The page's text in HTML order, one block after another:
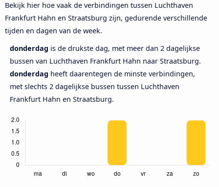
Bekijk hier hoe vaak de verbindingen tussen Luchthaven
Frankfurt Hahn en Straatsburg zijn, gedurende verschillende
tijden en dagen van de week.
donderdag is de drukste dag, met meer dan 2 dagelijkse
bussen van Luchthaven Frankfurt Hahn naar Straatsburg.
donderdag heeft daarentegen de minste verbindingen,
met slechts 2 dagelijkse bussen tussen Luchthaven
Frankfurt Hahn en Straatsburg.